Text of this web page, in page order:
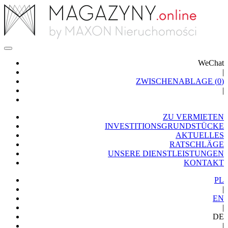
WeChat
|
ZWISCHENABLAGE (0)
|
ZU VERMIETEN
INVESTITIONSGRUNDSTÜCKE
AKTUELLES
RATSCHLÄGE
UNSERE DIENSTLEISTUNGEN
KONTAKT
PL
|
EN
|
DE
|